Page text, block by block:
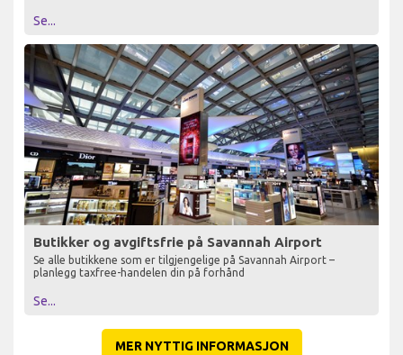
Se...
Butikker og avgiftsfrie på Savannah Airport
Se alle butikkene som er tilgjengelige på Savannah Airport –
planlegg taxfree-handelen din på forhånd
Se...
MER NYTTIG INFORMASJON